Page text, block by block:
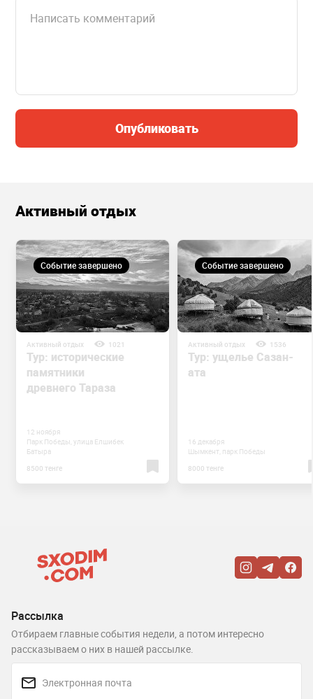
Опубликовать
Активный отдых
Событие завершено
Активный отдых 1021
Тур: исторические
памятники
древнего Тараза
12 ноября
Парк Победы, улица Елшибек
Батыра
8500 тенге
Событие завершено
Активный отдых 1536
Тур: ущелье Сазан-
ата
16 декабря
Шымкент, парк Победы
8000 тенге
Рассылка
Отбираем главные события недели, а потом интересно
рассказываем о них в нашей рассылке.